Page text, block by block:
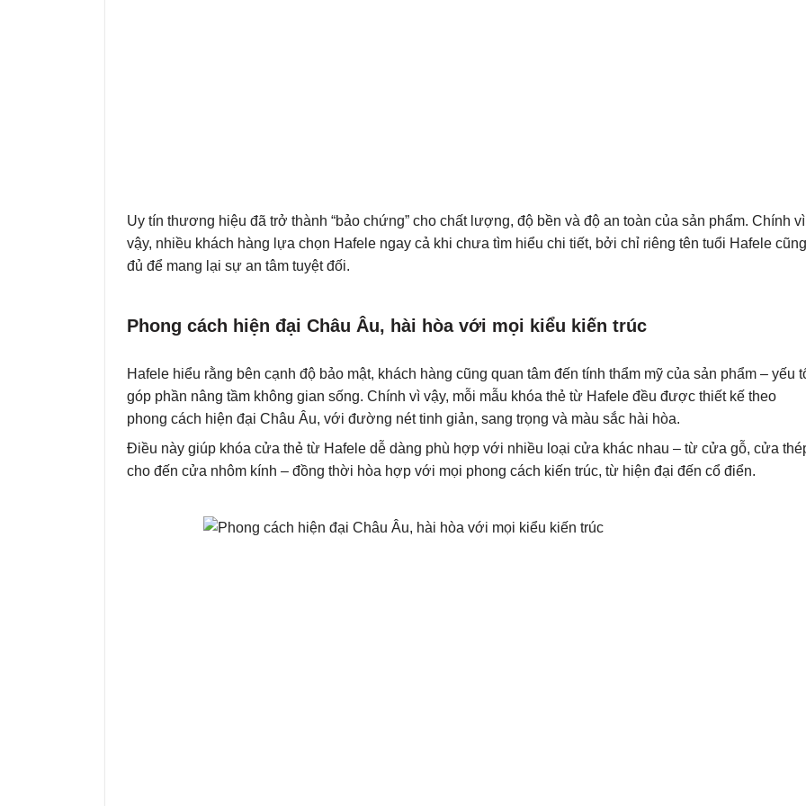
Uy tín thương hiệu đã trở thành “bảo chứng” cho chất lượng, độ bền và độ an toàn của sản phẩm. Chính vì
vậy, nhiều khách hàng lựa chọn Hafele ngay cả khi chưa tìm hiểu chi tiết, bởi chỉ riêng tên tuổi Hafele cũng
đủ để mang lại sự an tâm tuyệt đối.
Phong cách hiện đại Châu Âu, hài hòa với mọi kiểu kiến trúc
Hafele hiểu rằng bên cạnh độ bảo mật, khách hàng cũng quan tâm đến tính thẩm mỹ của sản phẩm – yếu
góp phần nâng tầm không gian sống. Chính vì vậy, mỗi mẫu khóa thẻ từ Hafele đều được thiết kế theo
phong cách hiện đại Châu Âu, với đường nét tinh giản, sang trọng và màu sắc hài hòa.
Điều này giúp khóa cửa thẻ từ Hafele dễ dàng phù hợp với nhiều loại cửa khác nhau – từ cửa gỗ, cửa
cho đến cửa nhôm kính – đồng thời hòa hợp với mọi phong cách kiến trúc, từ hiện đại đến cổ điển.